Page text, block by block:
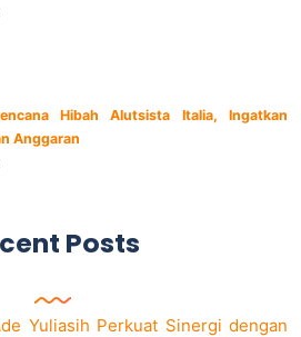
Hibah Alutsista Italia, Ingatkan
Anggaran
Posts
Yuliasih Perkuat Sinergi dengan